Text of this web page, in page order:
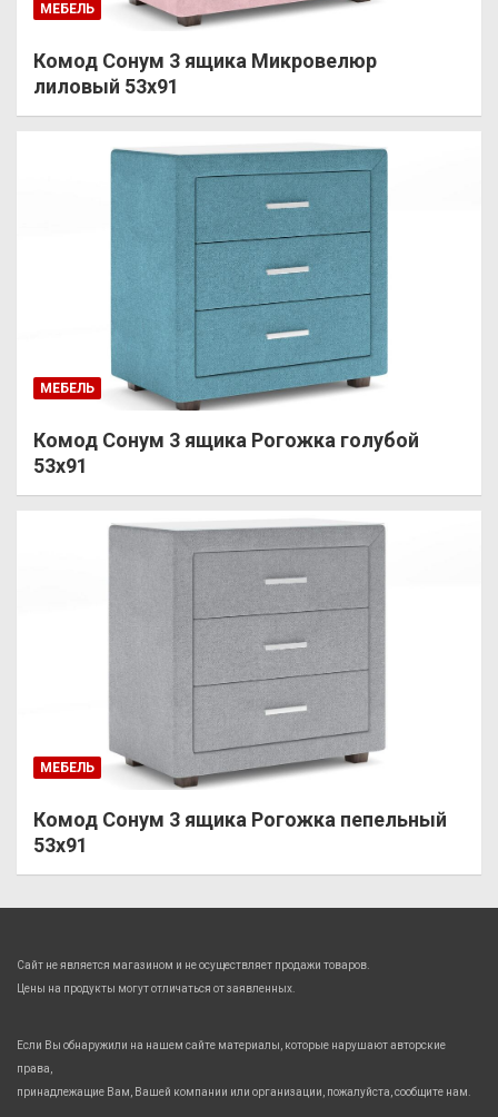
МЕБЕЛЬ
Комод Сонум 3 ящика Микровелюр
лиловый 53х91
МЕБЕЛЬ
Комод Сонум 3 ящика Рогожка голубой
53х91
МЕБЕЛЬ
Комод Сонум 3 ящика Рогожка пепельный
53х91
Сайт не является магазином и не осуществляет продажи товаров.
Цены на продукты могут отличаться от заявленных.
Если Вы обнаружили на нашем сайте материалы, которые нарушают авторские
права,
принадлежащие Вам, Вашей компании или организации, пожалуйста, сообщите нам.